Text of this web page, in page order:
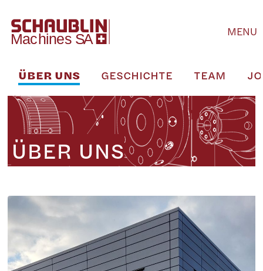
MENU
ÜBER UNS GESCHICHTE TEAM
ÜBER UNS